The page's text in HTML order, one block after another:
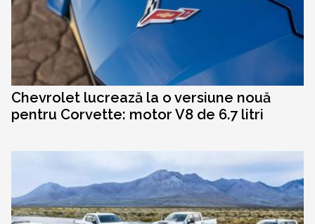
Chevrolet lucrează la o versiune nouă
pentru Corvette: motor V8 de 6.7 litri